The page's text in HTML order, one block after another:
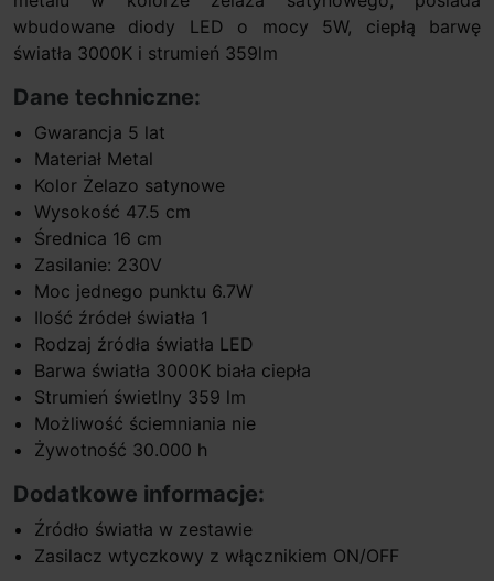
wbudowane diody LED o mocy 5W, ciepłą barwę
światła 3000K i strumień 359lm
Dane techniczne:
Gwarancja 5 lat
Materiał Metal
Kolor Żelazo satynowe
Wysokość 47.5 cm
Średnica 16 cm
Zasilanie: 230V
Moc jednego punktu 6.7W
Ilość źródeł światła 1
Rodzaj źródła światła LED
Barwa światła 3000K biała ciepła
Strumień świetlny 359 lm
Możliwość ściemniania nie
Żywotność 30.000 h
Dodatkowe informacje:
Źródło światła w zestawie
Zasilacz wtyczkowy z włącznikiem ON/OFF